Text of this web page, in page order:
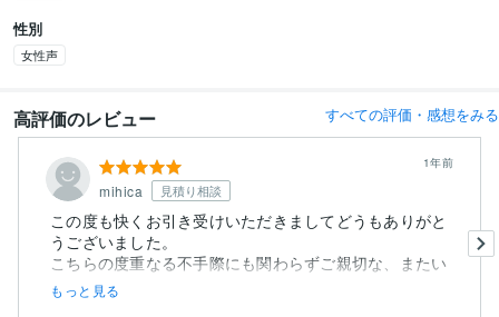
性別
女性声
高評価のレビュー すべての評価・感想をみる
mihica 見積り相談
1年前
この度も快くお引き受けいただきましてどうもありがと
うございました。
こちらの度重なる不手際にも関わらずご親切な、またい
つ...
もっと見る